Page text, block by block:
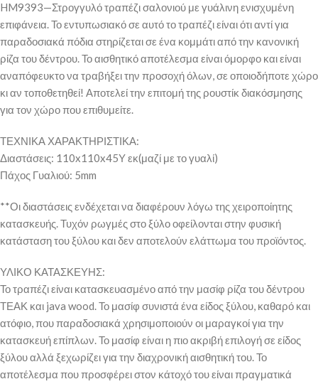
HM9393—Στρογγυλό τραπέζι σαλονιού με γυάλινη ενισχυμένη
επιφάνεια. Το εντυπωσιακό σε αυτό το τραπέζι είναι ότι αντί για
παραδοσιακά πόδια στηρίζεται σε ένα κομμάτι από την κανονική
ρίζα του δέντρου. Το αισθητικό αποτέλεσμα είναι όμορφο και είναι
αναπόφευκτο να τραβήξει την προσοχή όλων, σε οποιοδήποτε χώρο
κι αν τοποθετηθεί! Αποτελεί την επιτομή της ρουστίκ διακόσμησης
για τον χώρο που επιθυμείτε.
ΤΕΧΝΙΚΑ ΧΑΡΑΚΤΗΡΙΣΤΙΚΑ:
Διαστάσεις: 110x110x45Υ εκ(μαζί με το γυαλί)
Πάχος Γυαλιού: 5mm
**Οι διαστάσεις ενδέχεται να διαφέρουν λόγω της χειροποίητης
κατασκευής. Τυχόν ρωγμές στο ξύλο οφείλονται στην φυσική
κατάσταση του ξύλου και δεν αποτελούν ελάττωμα του προϊόντος.
ΥΛΙΚΟ ΚΑΤΑΣΚΕΥΗΣ:
Το τραπέζι είναι κατασκευασμένο από την μασίφ ρίζα του δέντρου
ΤΕΑΚ και java wood. Το μασίφ συνιστά ένα είδος ξύλου, καθαρό και
ατόφιο, που παραδοσιακά χρησιμοποιούν οι μαραγκοί για την
κατασκευή επίπλων. Το μασίφ είναι η πιο ακριβή επιλογή σε είδος
ξύλου αλλά ξεχωρίζει για την διαχρονική αισθητική του. Το
αποτέλεσμα που προσφέρει στον κάτοχό του είναι πραγματικά